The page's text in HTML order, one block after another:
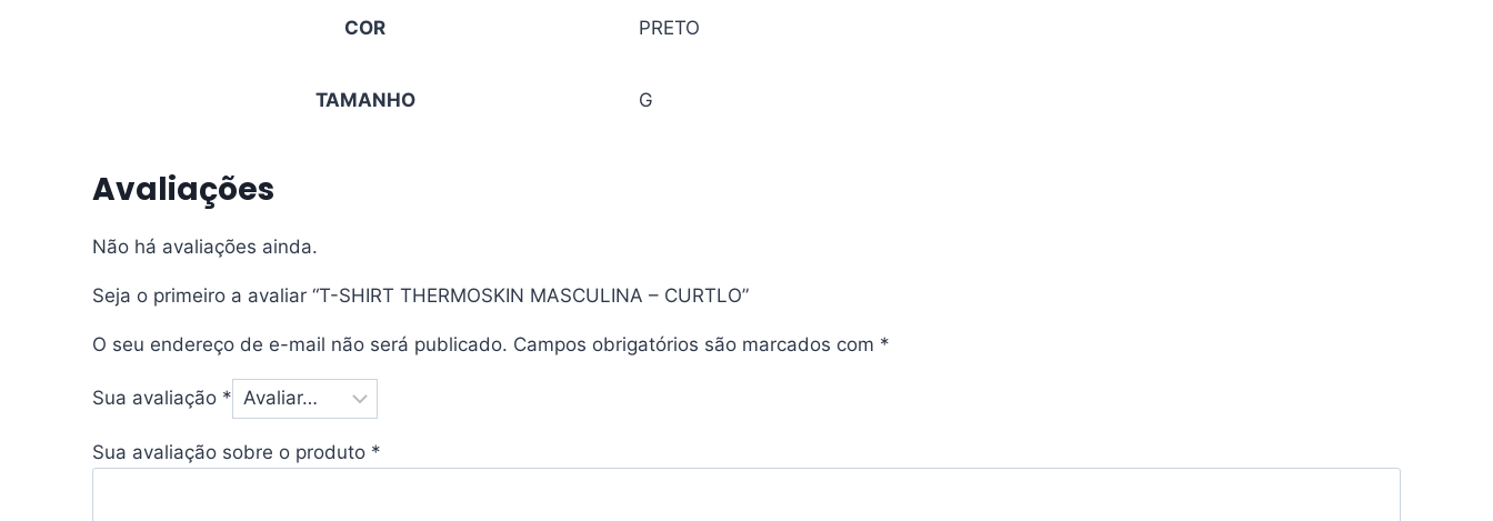
COR PRETO
TAMANHO G
Avaliações
Não há avaliações ainda.
Seja o primeiro a avaliar “T-SHIRT THERMOSKIN MASCULINA – CURTLO”
O seu endereço de e-mail não será publicado. Campos obrigatórios são marcados com *
Sua avaliação *
Sua avaliação sobre o produto *